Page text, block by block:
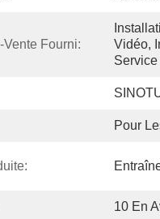
Vente Fourni:
Vidéo,
Service
Pour
10 En